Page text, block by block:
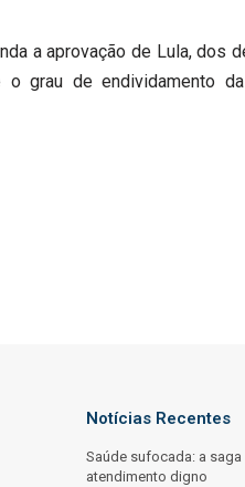
a aprovação de Lula, dos
o grau de endividamento
Notícias Recentes
Saúde sufocada: a
atendimento digno